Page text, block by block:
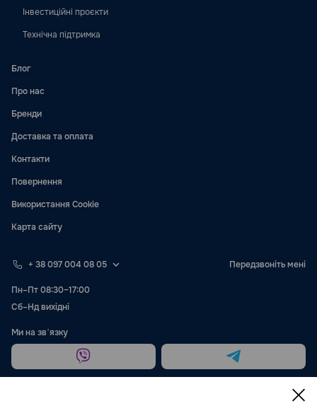
Інвестиційні проєкти
Технічна підтримка
Блог
Про нас
Бренди
Доставка та оплата
Контакти
Повернення
Використання Cookie
Карта сайту
+ 38 097 004 08 05 Передзвоніть мені
Пн–Пт 08:30–17:00
Сб–Нд вихідні
Ми на звʼязку